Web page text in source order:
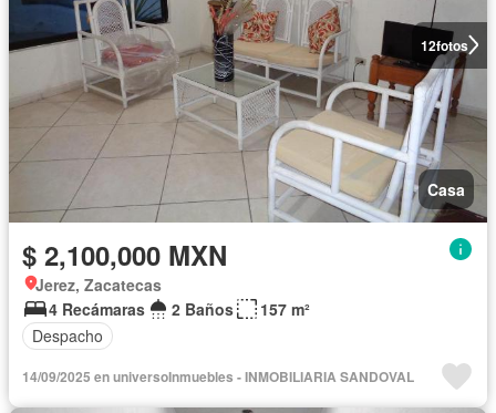
12fotos
Casa
$ 2,100,000 MXN
Jerez, Zacatecas
4 Recámaras
2 Baños
157 m²
Despacho
14/09/2025 en universoInmuebles - INMOBILIARIA SANDOVAL